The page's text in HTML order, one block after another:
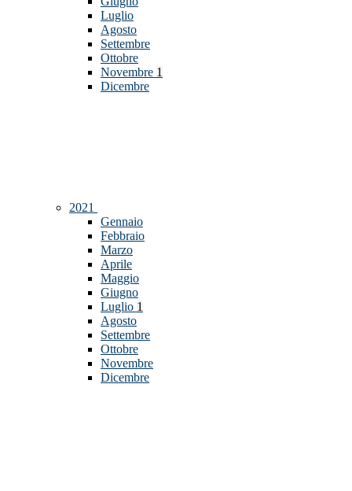
Luglio
Agosto
Settembre
Ottobre
Novembre 1
Dicembre
2021
Gennaio
Febbraio
Marzo
Aprile
Maggio
Giugno
Luglio 1
Agosto
Settembre
Ottobre
Novembre
Dicembre